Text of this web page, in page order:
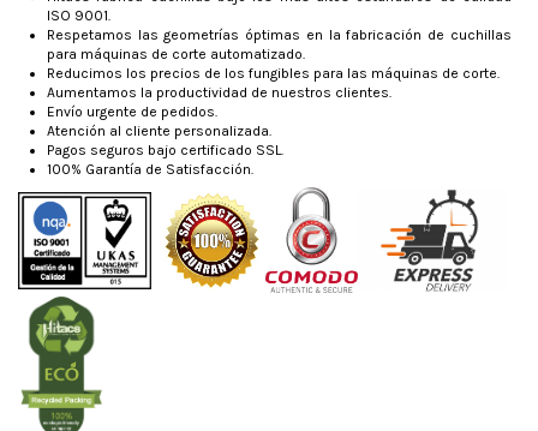
ISO 9001.
Respetamos las geometrías óptimas en la fabricación de cuchillas
para máquinas de corte automatizado.
Reducimos los precios de los fungibles para las máquinas de corte.
Aumentamos la productividad de nuestros clientes.
Envío urgente de pedidos.
Atención al cliente personalizada.
Pagos seguros bajo certificado SSL.
100% Garantía de Satisfacción.